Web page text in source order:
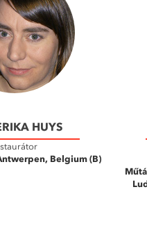
HUYS
Belgium (B)